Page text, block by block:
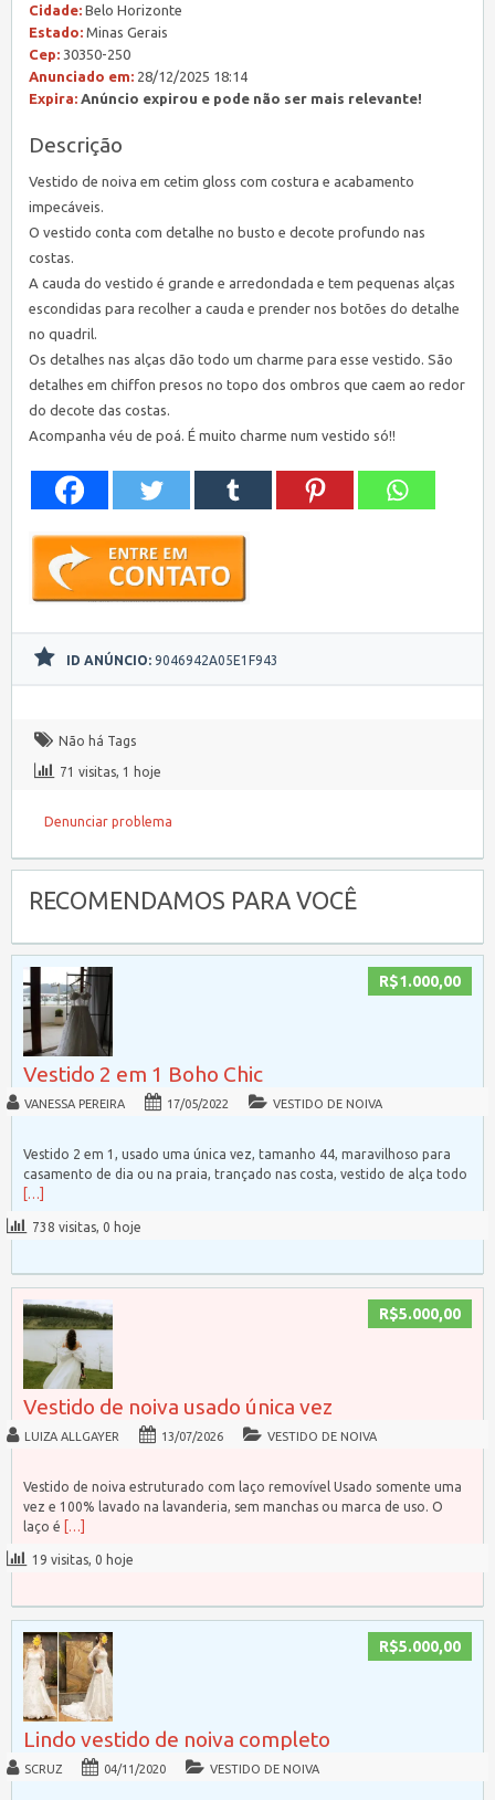
Cidade: Belo Horizonte
Estado: Minas Gerais
Cep: 30350-250
Anunciado em: 28/12/2025 18:14
Expira: Anúncio expirou e pode não ser mais relevante!
Descrição
Vestido de noiva em cetim gloss com costura e acabamento
impecáveis.
O vestido conta com detalhe no busto e decote profundo nas
costas.
A cauda do vestido é grande e arredondada e tem pequenas alças
escondidas para recolher a cauda e prender nos botões do detalhe
no quadril.
Os detalhes nas alças dão todo um charme para esse vestido. São
detalhes em chiffon presos no topo dos ombros que caem ao redor
do decote das costas.
Acompanha véu de poá. É muito charme num vestido só!!
ID ANÚNCIO: 9046942A05E1F943
Não há Tags
71 visitas, 1 hoje
Denunciar problema
RECOMENDAMOS PARA VOCÊ
R$1.000,00
Vestido 2 em 1 Boho Chic
VANESSA PEREIRA 17/05/2022 VESTIDO DE NOIVA
Vestido 2 em 1, usado uma única vez, tamanho 44, maravilhoso para
casamento de dia ou na praia, trançado nas costa, vestido de alça todo
[…]
738 visitas, 0 hoje
R$5.000,00
Vestido de noiva usado única vez
LUIZA ALLGAYER 13/07/2026 VESTIDO DE NOIVA
Vestido de noiva estruturado com laço removível Usado somente uma
vez e 100% lavado na lavanderia, sem manchas ou marca de uso. O
laço é […]
19 visitas, 0 hoje
R$5.000,00
Lindo vestido de noiva completo
SCRUZ 04/11/2020 VESTIDO DE NOIVA